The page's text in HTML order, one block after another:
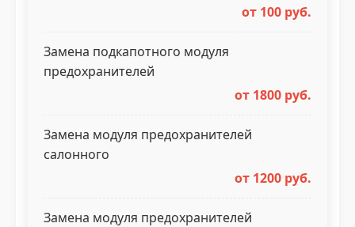
от 100 руб.
Замена подкапотного модуля
предохранителей
от 1800 руб.
Замена модуля предохранителей
салонного
от 1200 руб.
Замена модуля предохранителей